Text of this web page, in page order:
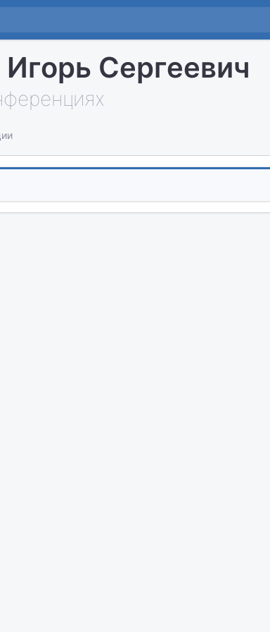
Сергеевич